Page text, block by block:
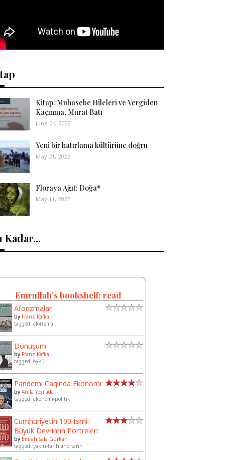
Kitap: Muhasebe Hileleri ve Vergiden
Kaçınma, Murat Batı
June 04, 2022
Yeni bir hatırlama kültürüne doğru
May 21, 2022
Floraya Ağıt: Doğa*
May 11, 2022
Kadar...
Emrullah's bookshelf: read
Aforizmalar
by Franz Kafka
tagged: aforizma
Dönüşüm
by Franz Kafka
tagged: öykü
Pandemi Caginda Ekonomi
byAtilla Yeşilada
tagged: ekonomi-politik
Cumhuriyetin 100 İsmi:
Büyük Devrimin Portreleri
by Emrah Safa Gürkan
tagged: yakın-tarih and tarih